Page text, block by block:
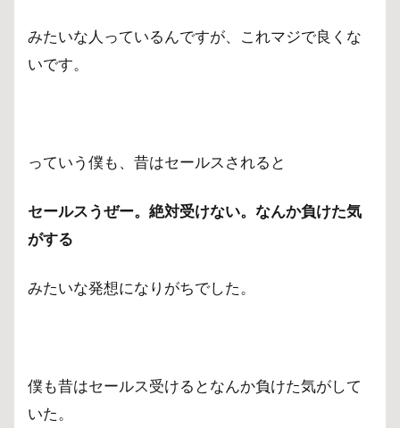
い
し
て
っ
革
命
たw
の、
ルス
みたいな人っているんですが、これマジで良くな
いです。
っていう僕も、昔はセールスされると
セールスうぜー。絶対受けない。なんか負けた気
がする
みたいな発想になりがちでした。
僕も昔はセールス受けるとなんか負けた気がして
いた。